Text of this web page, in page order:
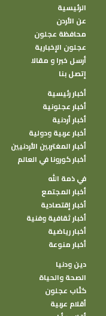
الرئيسية
عن الأردن
محافظة عجلون
عجلون الإخبارية
أرسل خبرا و مقالا
إتصل بنا
أخبار رئيسية
أخبار عجلونية
أخبار أردنية
أخبار عربية ودولية
أخبار المغتربين الأردنيين
أخبار كورونا في العالم
في ذمة الله
أخبار المجتمع
أخبار إقتصادية
أخبار ثقافية وفنية
أخبار رياضية
أخبار منوعة
دين ودنيا
الصحة والحياة
كتًاب عجلون
أقلام عربية